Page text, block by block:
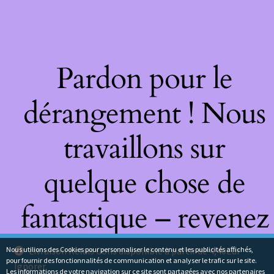
Livraison Relais Colis disponible à partir de 4,40Eur
Ignorer
Pardon pour le
dérangement ! Nous
travaillons sur
quelque chose de
fantastique – revenez
bientôt !
Nous utilions des Cookies pour personnaliser le contenu et les publicités affichés,
pour fournir des fonctionnalités de communication et analyser le trafic sur le site.
Les informations de votre navigation sur ce site sont partagées avec nos partenaires